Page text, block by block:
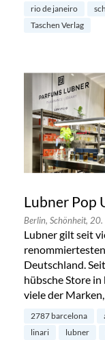
rio de janeiro
Taschen Verlag
Lubner Pop
Berlin, Schönheit, 20.
Lubner gilt seit
Deutschland.
hübsche Store
viele der
2787 barcelona
linari
lubner